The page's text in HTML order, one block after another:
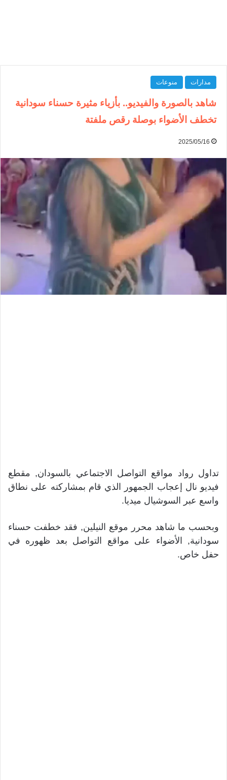
مدارات منوعات
شاهد بالصورة والفيديو.. بأزياء مثيرة حسناء سودانية
تخطف الأضواء بوصلة رقص ملفتة
2025/05/16
تداول رواد مواقع التواصل الاجتماعي بالسودان, مقطع
فيديو نال إعجاب الجمهور الذي قام بمشاركته على نطاق
واسع عبر السوشيال ميديا.
وبحسب ما شاهد محرر موقع النيلين, فقد خطفت حسناء
سودانية, الأضواء على مواقع التواصل بعد ظهوره في
حفل خاص.